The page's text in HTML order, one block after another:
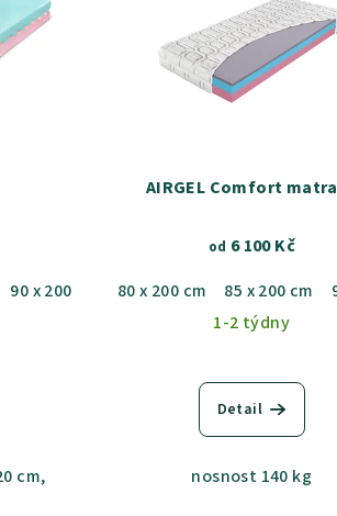
180 x 200 cm
90 x 200 cm 100 x 200 cm 120 x 200 cm
cm,
AIRGEL Comfort
od 6 100 Kč
80 x 200 cm
85 x 200 cm
1-2 týdny
Detail
nosnost 140 kg